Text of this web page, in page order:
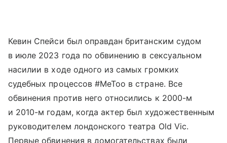
Кевин Спейси был оправдан британским судом
в июле 2023 года по обвинению в сексуальном
насилии в ходе одного из самых громких
судебных процессов #MeToo в стране. Все
обвинения против него относились к 2000-м
и 2010-м годам, когда актер был художественным
руководителем лондонского театра Old Vic.
Первые обвинения в домогательствах были